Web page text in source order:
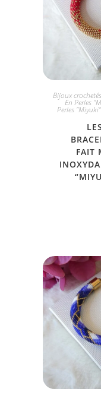
JE
Bijoux
En Perles
Perles
FAIT